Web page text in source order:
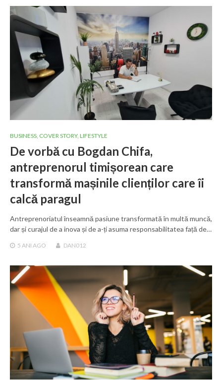
BUSINESS COVER STORY, LIFESTYLE
De vorbă cu Bogdan Chifa,
antreprenorul timișorean care
transformă mașinile clienților care îi
calcă paragul
Antreprenoriatul înseamnă pasiune transformată în multă muncă,
dar și curajul de a inova și de a-ți asuma responsabilitatea față de…
5 ANI AGO DAN012